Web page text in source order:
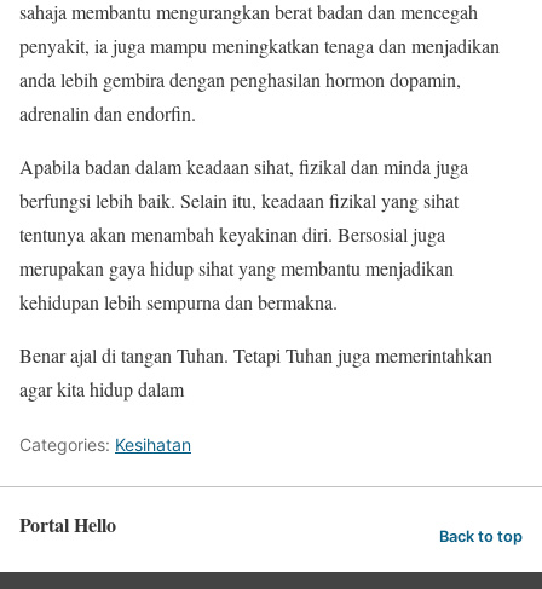
sahaja membantu mengurangkan berat badan dan mencegah
penyakit, ia juga mampu meningkatkan tenaga dan menjadikan
anda lebih gembira dengan penghasilan hormon dopamin,
adrenalin dan endorfin.
Apabila badan dalam keadaan sihat, fizikal dan minda juga
berfungsi lebih baik. Selain itu, keadaan fizikal yang sihat
tentunya akan menambah keyakinan diri. Bersosial juga
merupakan gaya hidup sihat yang membantu menjadikan
kehidupan lebih sempurna dan bermakna.
Benar ajal di tangan Tuhan. Tetapi Tuhan juga memerintahkan
agar kita hidup dalam
Categories: Kesihatan
Portal Hello Back to top